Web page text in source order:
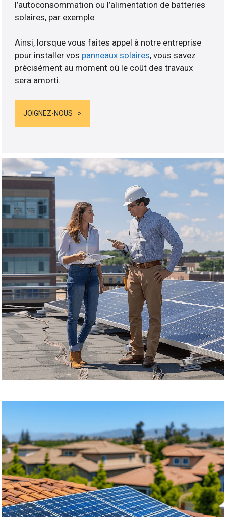
l’autoconsommation ou l’alimentation de batteries
solaires, par exemple.
Ainsi, lorsque vous faites appel à notre entreprise
pour installer vos panneaux solaires, vous savez
précisément au moment où le coût des travaux
sera amorti.
JOIGNEZ-NOUS